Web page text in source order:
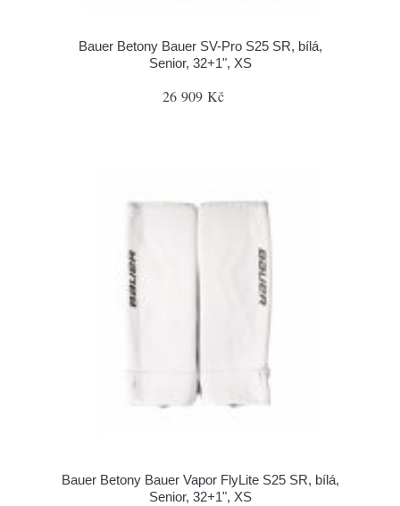
Bauer Betony Bauer SV-Pro S25 SR, bílá,
Senior, 32+1", XS
26 909 Kč
Bauer Betony Bauer Vapor FlyLite S25 SR, bílá,
Senior, 32+1", XS